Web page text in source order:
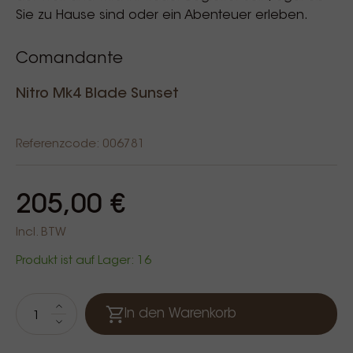
Sie zu Hause sind oder ein Abenteuer erleben.
Comandante
Nitro Mk4 Blade Sunset
Referenzcode: 006781
205,00 €
Incl. BTW
Produkt ist auf Lager: 16
In den Warenkorb